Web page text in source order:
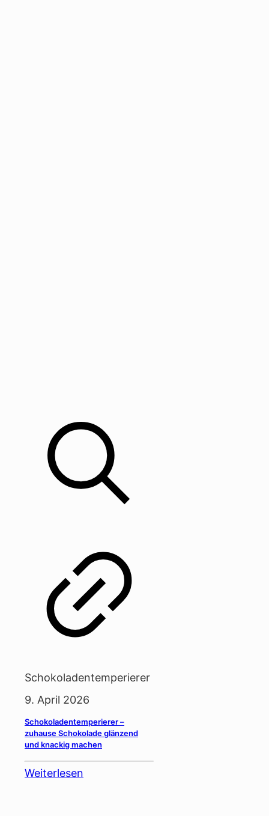
Schokoladentemperierer
9. April 2026
Schokoladentemperierer –
zuhause Schokolade glänzend
und knackig machen
Weiterlesen